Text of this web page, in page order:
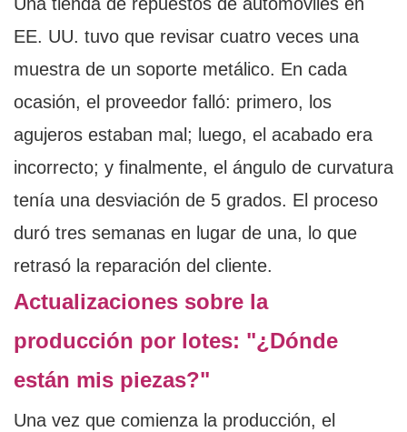
EE. UU. tuvo que revisar cuatro veces una
muestra de un soporte metálico. En cada
ocasión, el proveedor falló: primero, los
agujeros estaban mal; luego, el acabado era
incorrecto; y finalmente, el ángulo de curvatura
tenía una desviación de 5 grados. El proceso
duró tres semanas en lugar de una, lo que
retrasó la reparación del cliente.
Actualizaciones sobre la
producción por lotes: "¿Dónde
están mis piezas?"
Una vez que comienza la producción, el